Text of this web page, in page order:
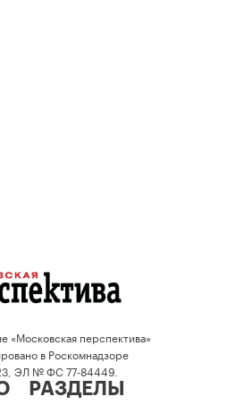
«Московская перспектива»
в Роскомнадзоре
ЭЛ № ФС 77-84449.
РАЗДЕЛЫ